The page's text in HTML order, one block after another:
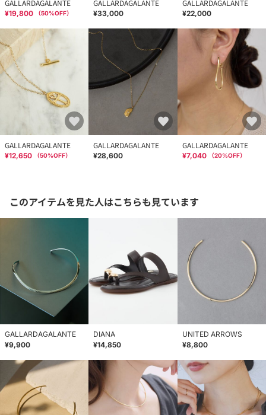
GALLARDAGALANTE
¥19,800 （50%OFF）
GALLARDAGALANTE
¥33,000
GALLARDAGALANTE
¥22,000
GALLARDAGALANTE
¥12,650 （50%OFF）
GALLARDAGALANTE
¥28,600
GALLARDAGALANTE
¥7,040 （20%OFF）